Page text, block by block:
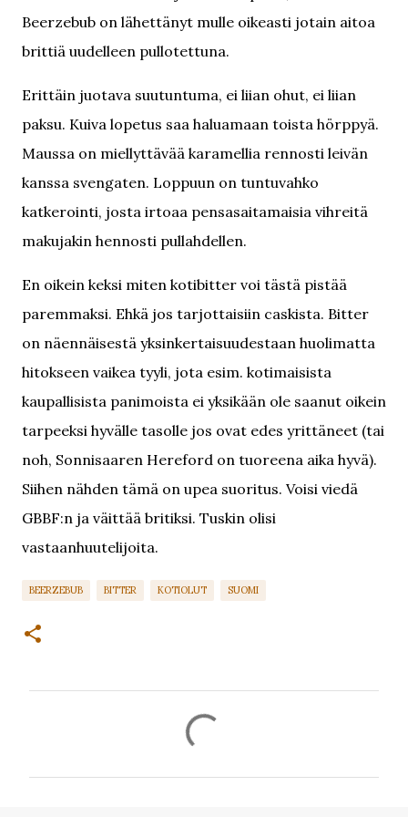
Beerzebub on lähettänyt mulle oikeasti jotain aitoa
brittiä uudelleen pullotettuna.
Erittäin juotava suutuntuma, ei liian ohut, ei liian
paksu. Kuiva lopetus saa haluamaan toista hörppyä.
Maussa on miellyttävää karamellia rennosti leivän
kanssa svengaten. Loppuun on tuntuvahko
katkerointi, josta irtoaa pensasaitamaisia vihreitä
makujakin hennosti pullahdellen.
En oikein keksi miten kotibitter voi tästä pistää
paremmaksi. Ehkä jos tarjottaisiin caskista. Bitter
on näennäisestä yksinkertaisuudestaan huolimatta
hitokseen vaikea tyyli, jota esim. kotimaisista
kaupallisista panimoista ei yksikään ole saanut oikein
tarpeeksi hyvälle tasolle jos ovat edes yrittäneet (tai
noh, Sonnisaaren Hereford on tuoreena aika hyvä).
Siihen nähden tämä on upea suoritus. Voisi viedä
GBBF:n ja väittää britiksi. Tuskin olisi
vastaanhuutelijoita.
BEERZEBUB BITTER KOTIOLUT SUOMI